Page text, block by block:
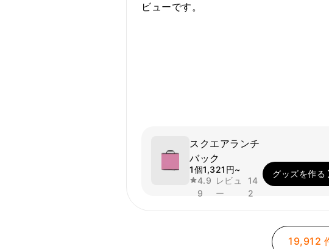
ビューです。
スクエアランチ
バック
1個1,321円~
4.9
9
レビュ
ー
14
2
グッズを作る
19,912